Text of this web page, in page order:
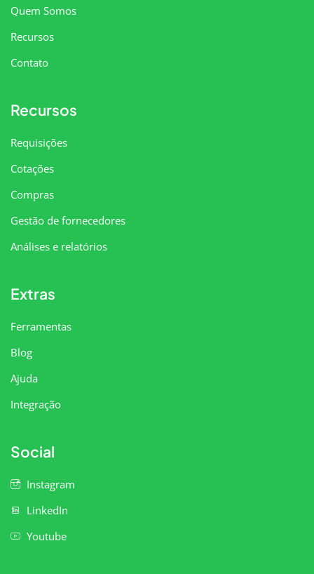
Quem Somos
Recursos
Contato
Recursos
Requisições
Cotações
Compras
Gestão de fornecedores
Análises e relatórios
Extras
Ferramentas
Blog
Ajuda
Integração
Social
Instagram
LinkedIn
Youtube